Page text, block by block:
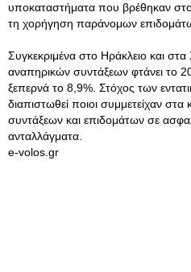
υποκαταστήματα που βρέθηκαν
τη χορήγηση παράνομων
Συγκεκριμένα στο Ηράκλειο και
αναπηρικών συντάξεων φτάνει το
ξεπερνά το 8,9%. Στόχος των
διαπιστωθεί ποιοι συμμετείχαν
συντάξεων και επιδομάτων σε
ανταλλάγματα.
e-volos.gr